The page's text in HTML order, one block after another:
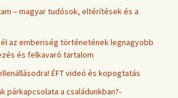
– magyar tudósok, eltérítések és a
az emberiség történetének legnagyobb
és felkavaró tartalom
ÉFT videó és kopogtatás
párkapcsolata a családunkban?-